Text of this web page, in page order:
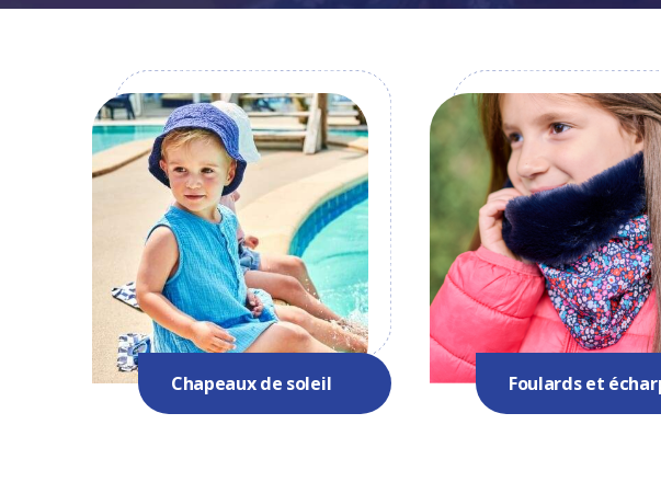
journées
et
son nez
Choisissez
Chapeaux de soleil Foulards et